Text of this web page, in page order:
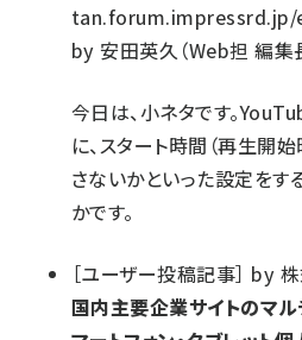
tan.forum.impressrd.jp/
by 安田英久（Web担 編集
今日は、小ネタです。
に、スタート時間（再生開
さないかといった設定をす
かです。
［ユーザー投稿記事］ by
国内主要企業サイトのマル